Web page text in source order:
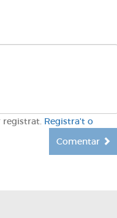
registrat. Registra't o
Comentar